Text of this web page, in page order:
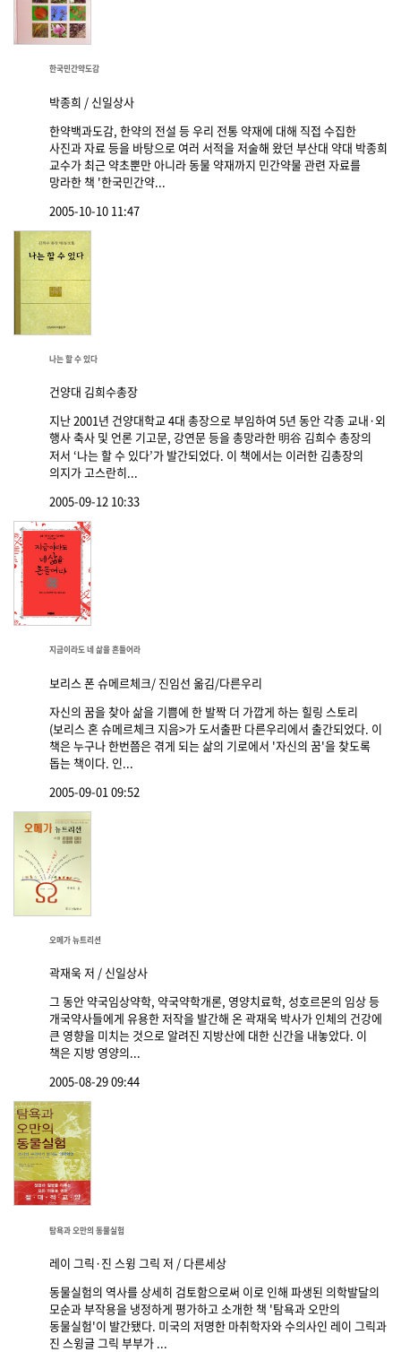
한국민간약도감
박종희 / 신일상사
한약백과도감, 한약의 전설 등 우리 전통 약재에 대해 직접 수집한
사진과 자료 등을 바탕으로 여러 서적을 저술해 왔던 부산대 약대 박종희
교수가 최근 약초뿐만 아니라 동물 약재까지 민간약물 관련 자료를
망라한 책 '한국민간약...
2005-10-10 11:47
나는 할 수 있다
건양대 김희수총장
지난 2001년 건양대학교 4대 총장으로 부임하여 5년 동안 각종 교내·외
행사 축사 및 언론 기고문, 강연문 등을 총망라한 明谷 김희수 총장의
저서 ‘나는 할 수 있다’가 발간되었다. 이 책에서는 이러한 김총장의
의지가 고스란히...
2005-09-12 10:33
지금이라도 네 삶을 흔들어라
보리스 폰 슈메르체크/ 진임선 옮김/다른우리
자신의 꿈을 찾아 삶을 기쁨에 한 발짝 더 가깝게 하는 힐링 스토리
(보리스 혼 슈메르체크 지음>가 도서출판 다른우리에서 출간되었다. 이
책은 누구나 한번쯤은 겪게 되는 삶의 기로에서 '자신의 꿈'을 찾도록
돕는 책이다. 인...
2005-09-01 09:52
오메가 뉴트리션
곽재욱 저 / 신일상사
그 동안 약국임상약학, 약국약학개론, 영양치료학, 성호르몬의 임상 등
개국약사들에게 유용한 저작을 발간해 온 곽재욱 박사가 인체의 건강에
큰 영향을 미치는 것으로 알려진 지방산에 대한 신간을 내놓았다. 이
책은 지방 영양의...
2005-08-29 09:44
탐욕과 오만의 동물실험
레이 그릭·진 스윙 그릭 저 / 다른세상
동물실험의 역사를 상세히 검토함으로써 이로 인해 파생된 의학발달의
모순과 부작용을 냉정하게 평가하고 소개한 책 '탐욕과 오만의
동물실험'이 발간됐다. 미국의 저명한 마취학자와 수의사인 레이 그릭과
진 스윙글 그릭 부부가 ...